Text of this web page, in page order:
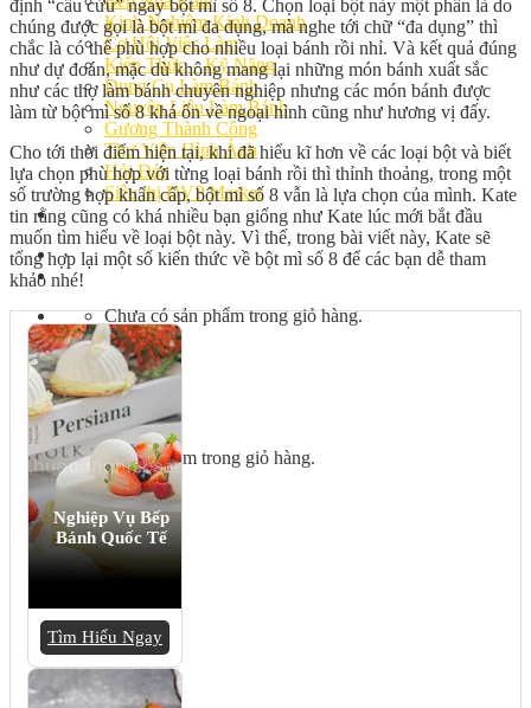
Kinh Nghiệm Kinh Doanh
Cơ Hội Việc Làm
Kiến Thức – Kỹ Năng
Dụng Cụ Làm Bánh
Nguyên Liệu Làm Bánh
Gương Thành Công
Thư Viện Hình Ảnh
Hỏi Đáp
Siêu thị ĐVP Market
Việc Làm
Chưa có sản phẩm trong giỏ hàng.
Giỏ hàng
Chưa có sản phẩm trong giỏ hàng.
định “cầu cứu” ngay bột mì số 8. Chọn loại bột này một phần là do
chúng được gọi là bột mì đa dụng, mà nghe tới chữ “đa dụng” thì
chắc là có thể phù hợp cho nhiều loại bánh rồi nhỉ. Và kết quả đúng
như dự đoán, mặc dù không mang lại những món bánh xuất sắc
như các thợ làm bánh chuyên nghiệp nhưng các món bánh được
làm từ bột mì số 8 khá ổn về ngoại hình cũng như hương vị đấy.
Cho tới thời điểm hiện tại, khi đã hiểu kĩ hơn về các loại bột và biết
lựa chọn phù hợp với từng loại bánh rồi thì thỉnh thoảng, trong một
số trường hợp khẩn cấp, bột mì số 8 vẫn là lựa chọn của mình. Kate
tin rằng cũng có khá nhiều bạn giống như Kate lúc mới bắt đầu
muốn tìm hiểu về loại bột này. Vì thế, trong bài viết này, Kate sẽ
tổng hợp lại một số kiến thức về bột mì số 8 để các bạn dễ tham
khảo nhé!
Nghiệp Vụ Bếp
Bánh Quốc Tế
Tìm Hiểu Ngay